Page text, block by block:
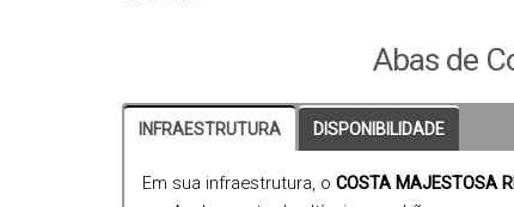
Tem mais: toda área social/lazer do
Construtora.
Não Perca Tempo...... Agende sua visita, venha
Abas de
INFRAESTRUTURA DISPONIBILIDADE
Em sua infraestrutura, o COSTA MAJESTOSA